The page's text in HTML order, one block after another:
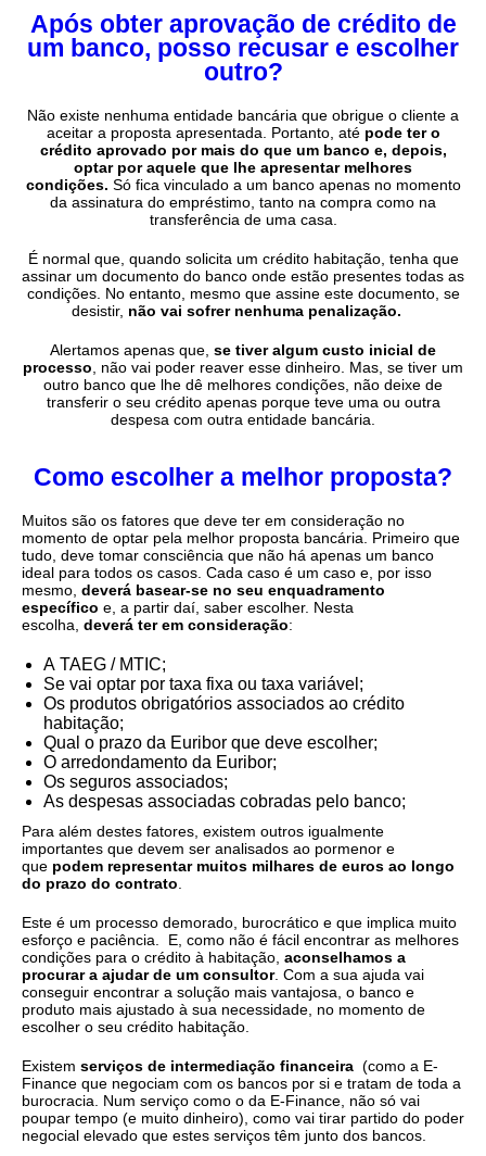
Após obter aprovação de crédito de
um banco, posso recusar e escolher
outro?
Não existe nenhuma entidade bancária que obrigue o cliente a
aceitar a proposta apresentada. Portanto, até pode ter o
crédito aprovado por mais do que um banco e, depois,
optar por aquele que lhe apresentar melhores
condições. Só fica vinculado a um banco apenas no momento
da assinatura do empréstimo, tanto na compra como na
transferência de uma casa.
É normal que, quando solicita um crédito habitação, tenha que
assinar um documento do banco onde estão presentes todas as
condições. No entanto, mesmo que assine este documento, se
desistir, não vai sofrer nenhuma penalização.
Alertamos apenas que, se tiver algum custo inicial de
processo , não vai poder reaver esse dinheiro. Mas, se tiver um
outro banco que lhe dê melhores condições, não deixe de
transferir o seu crédito apenas porque teve uma ou outra
despesa com outra entidade bancária.
Como escolher a melhor proposta?
Muitos são os fatores que deve ter em consideração no
momento de optar pela melhor proposta bancária. Primeiro que
tudo, deve tomar consciência que não há apenas um banco
ideal para todos os casos. Cada caso é um caso e, por isso
mesmo, deverá basear-se no seu enquadramento
específico e, a partir daí, saber escolher. Nesta
escolha, deverá ter em consideração:
A TAEG / MTIC;
Se vai optar por taxa fixa ou taxa variável;
Os produtos obrigatórios associados ao crédito
habitação;
Qual o prazo da Euribor que deve escolher;
O arredondamento da Euribor;
Os seguros associados;
As despesas associadas cobradas pelo banco;
Para além destes fatores, existem outros igualmente
importantes que devem ser analisados ao pormenor e
que podem representar muitos milhares de euros ao longo
do prazo do contrato
Este é um processo demorado, burocrático e que implica muito
esforço e paciência. E, como não é fácil encontrar as melhores
condições para o crédito à habitação, aconselhamos a
procurar a ajudar de um consultor. Com a sua ajuda vai
conseguir encontrar a solução mais vantajosa, o banco e
produto mais ajustado à sua necessidade, no momento de
escolher o seu crédito habitação.
Existem serviços de intermediação financeira (como a E-
Finance que negociam com os bancos por si e tratam de toda a
burocracia. Num serviço como o da E-Finance, não só vai
poupar tempo (e muito dinheiro), como vai tirar partido do poder
negocial elevado que estes serviços têm junto dos bancos.